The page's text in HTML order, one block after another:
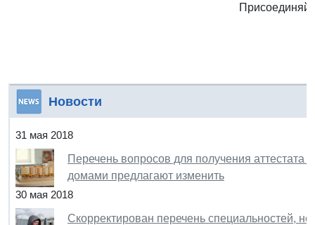
Новости
31 мая 2018
Перечень вопросов для получения
домами предлагают изменить
30 мая 2018
Скорректирован перечень специальностей,